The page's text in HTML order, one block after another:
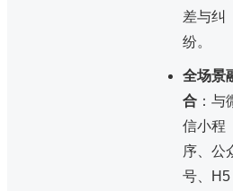
差与纠
纷。
全场景
合 ：与
信小程
序、公
号、H5